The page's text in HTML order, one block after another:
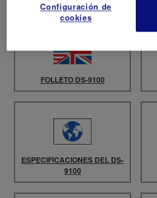
FOLLETO DS-9100
ESPECIFICACIONES DEL DS-
9100
Configuración de
cookies